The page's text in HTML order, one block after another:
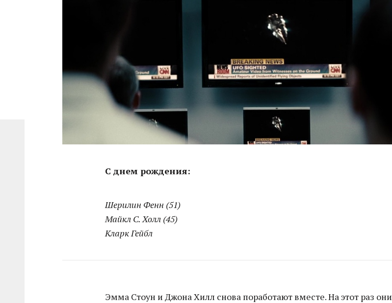
С днем рождения:
Шерилин Фенн (51)
Майкл С. Холл (45)
Кларк Гейбл
Эмма Стоун и Джона Хилл снова поработают вместе. На этот раз они